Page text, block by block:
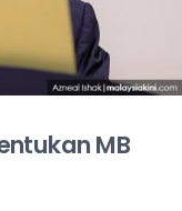
MB